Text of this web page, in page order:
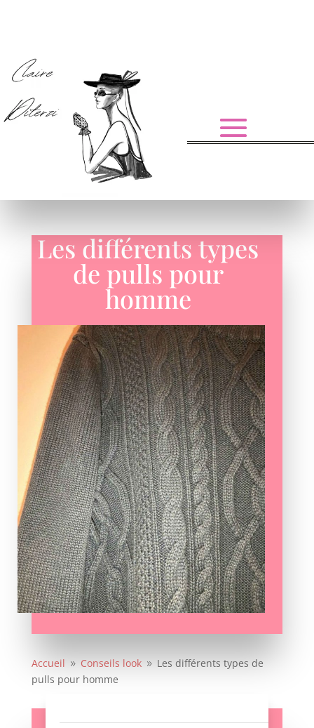
Les différents types
de pulls pour
homme
Accueil 9 Conseils look 9 Les différents types de
pulls pour homme